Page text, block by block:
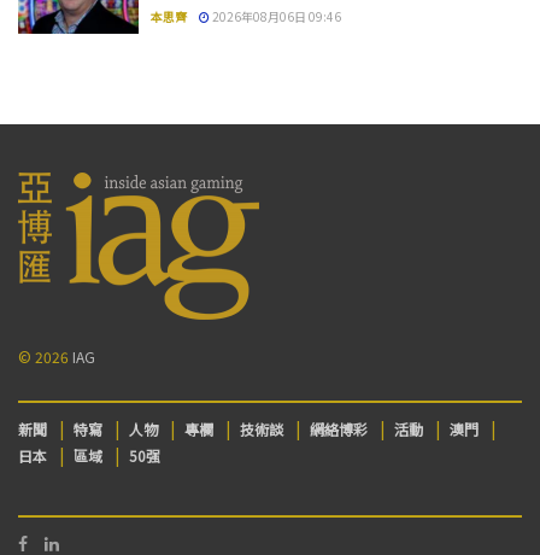
本思齊 2026年08月06日 09:46
© 2026 IAG
新聞 特寫 人物 專欄 技術談 網絡博彩 活動
澳門
日本
區域 50强